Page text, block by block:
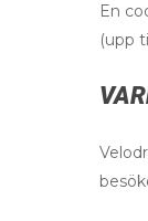
En
(upp